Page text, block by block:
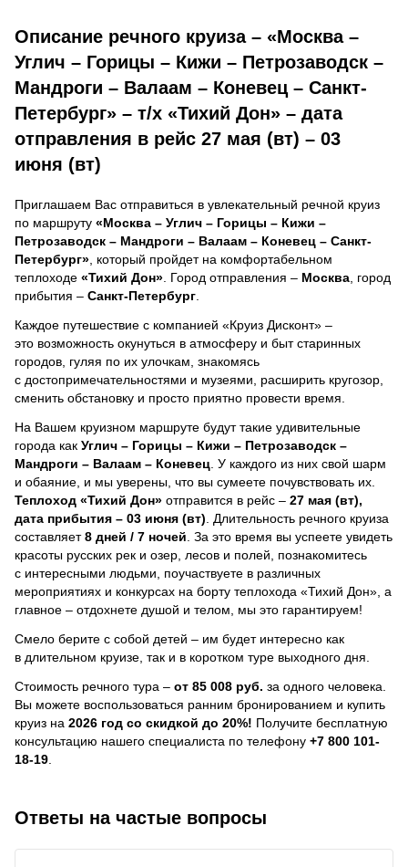
Описание речного круиза – «Москва –
Углич – Горицы – Кижи – Петрозаводск –
Мандроги – Валаам – Коневец – Санкт-
Петербург» – т/х «Тихий Дон» – дата
отправления в рейс 27 мая (вт) – 03
июня (вт)
Приглашаем Вас отправиться в увлекательный речной круиз
по маршруту «Москва – Углич – Горицы – Кижи –
Петрозаводск – Мандроги – Валаам – Коневец – Санкт-
Петербург» , который пройдет на комфортабельном
теплоходе «Тихий Дон» . Город отправления – Москва , город
прибытия – Санкт-Петербург
Каждое путешествие с компанией «Круиз Дисконт» –
это возможность окунуться в атмосферу и быт старинных
городов, гуляя по их улочкам, знакомясь
с достопримечательностями и музеями, расширить кругозор,
сменить обстановку и просто приятно провести время.
На Вашем круизном маршруте будут такие удивительные
города как Углич – Горицы – Кижи – Петрозаводск –
Мандроги – Валаам – Коневец . У каждого из них свой шарм
и обаяние, и мы уверены, что вы сумеете почувствовать их.
Теплоход «Тихий Дон» отправится в рейс – 27 мая (вт),
дата прибытия – 03 июня (вт) . Длительность речного круиза
составляет8 дней / 7 ночей За это время вы успеете увидеть
красоты русских рек и озер, лесов и полей, познакомитесь
с интересными людьми, поучаствуете в различных
мероприятиях и конкурсах на борту теплохода «Тихий Дон», а
главное – отдохнете душой и телом, мы это гарантируем!
Смело берите с собой детей – им будет интересно как
в длительном круизе, так и в коротком туре выходного дня.
Стоимость речного тура – от 85 008 руб. за одного человека.
Вы можете воспользоваться ранним бронированием и купить
круиз на 2026 год со скидкой до 20%! Получите бесплатную
консультацию нашего специалиста по телефону +7 800 101-
18-19
Ответы на частые вопросы